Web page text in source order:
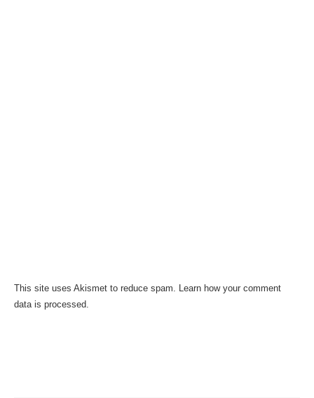
This site uses Akismet to reduce spam. Learn how your comment
data is processed.